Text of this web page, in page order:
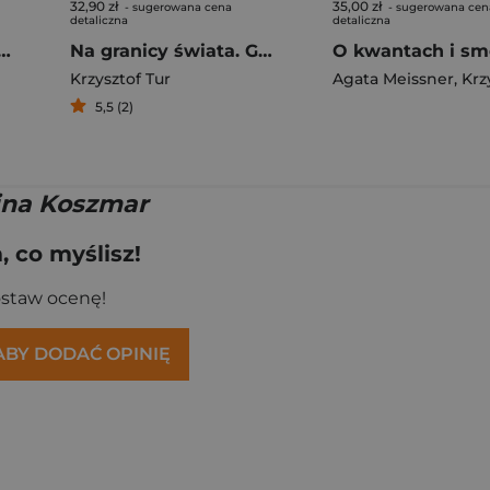
Bułgakowa
32,90 zł - sugerowana cena
detaliczna
Na granicy świata. Gogol, Tołstoj, Bułgakow
Krzysztof Tur
5,5 (2)
35,00 zł - sugerowana
detaliczna
Agata Meissner,
Koszmar
co myślisz!
ocenę!
DODAĆ OPINIĘ